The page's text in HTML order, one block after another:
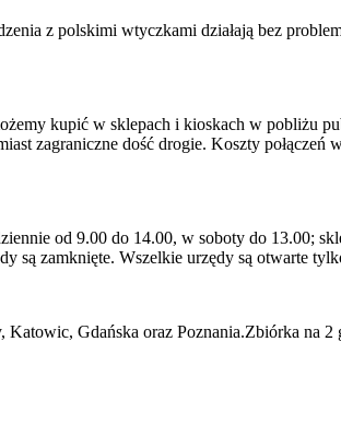
z polskimi wtyczkami działają bez
kupić w sklepach i kioskach w pobliżu
zagraniczne dość drogie. Koszty
od 9.00 do 14.00, w soboty do 13.00;
są zamknięte. Wszelkie urzędy są otwarte
Katowic, Gdańska oraz Poznania.Zbiórka na